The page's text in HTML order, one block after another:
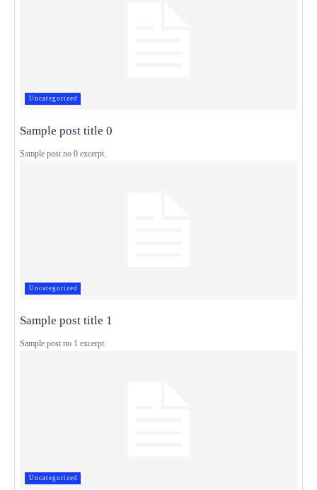
Uncategorized
Sample post title 0
Sample post no 0 excerpt.
Uncategorized
Sample post title 1
Sample post no 1 excerpt.
Uncategorized